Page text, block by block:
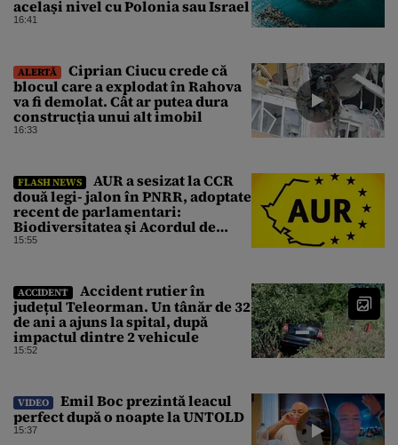
același nivel cu Polonia sau Israel
16:41
ALERTĂ
Ciprian Ciucu crede că
blocul care a explodat în Rahova
va fi demolat. Cât ar putea dura
construcția unui alt imobil
16:33
FLASH NEWS
AUR a sesizat la CCR
două legi- jalon în PNRR, adoptate
recent de parlamentari:
Biodiversitatea şi Acordul de
împrumut cu BIRD
15:55
ACCIDENT
Accident rutier în
județul Teleorman. Un tânăr de 32
de ani a ajuns la spital, după
impactul dintre 2 vehicule
15:52
VIDEO
Emil Boc prezintă leacul
perfect după o noapte la UNTOLD
15:37